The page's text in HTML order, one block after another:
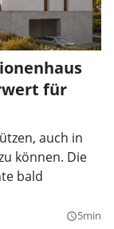
für
auch in
können. Die
bald
query_builder5min